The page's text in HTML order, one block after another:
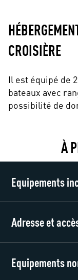
CROISIÈRE
Il est équipé de
bateaux avec
possibilité de
À
Equipements
Adresse et
Equipements